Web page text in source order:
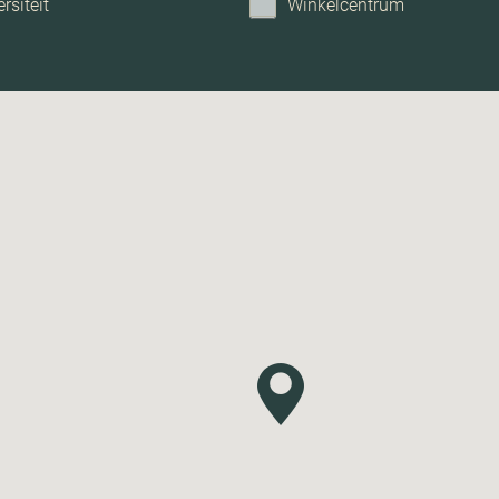
Winkelcentrum